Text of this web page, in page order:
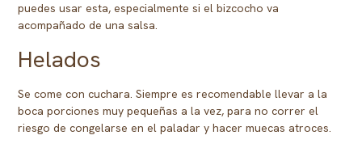
puedes usar esta, especialmente si el bizcocho va
acompañado de una salsa.
Helados
Se come con cuchara. Siempre es recomendable llevar a la
boca porciones muy pequeñas a la vez, para no correr el
riesgo de congelarse en el paladar y hacer muecas atroces.